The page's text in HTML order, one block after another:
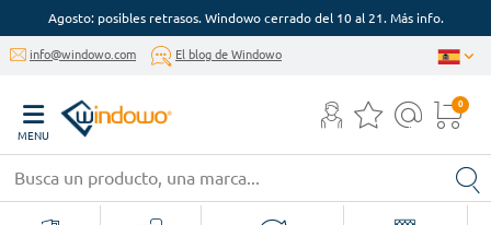
Agosto: posibles retrasos. Windowo cerrado del 10 al 21. Más info.
info@windowo.com El blog de Windowo
MENU
0